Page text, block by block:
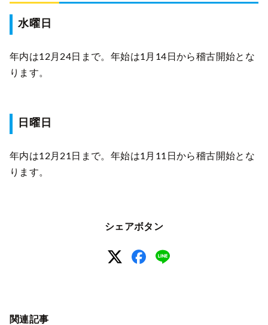
水曜日
年内は12月24日まで。年始は1月14日から稽古開始とな
ります。
日曜日
年内は12月21日まで。年始は1月11日から稽古開始とな
ります。
シェアボタン
関連記事